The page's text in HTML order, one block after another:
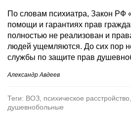
По словам психиатра, Закон РФ
помощи и гарантиях прав
полностью не реализован и
людей ущемляются. До сих пор
службы по защите прав
Александр Авдеев
Теги: ВОЗ, психическое
душевнобольные